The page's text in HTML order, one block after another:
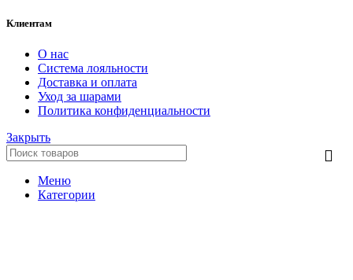
Клиентам
О нас
Система лояльности
Доставка и оплата
Уход за шарами
Политика конфиденциальности
Закрыть
Меню
Категории